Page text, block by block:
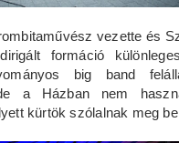
vezette és
formáció
big band
a Házban nem
kürtök szólalnak meg